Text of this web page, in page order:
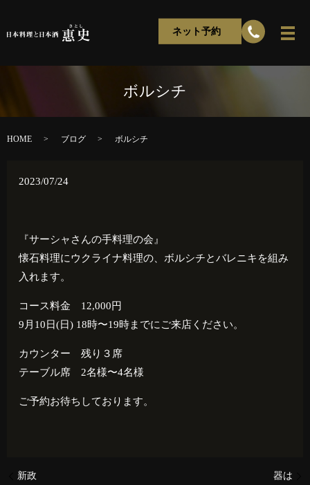
ネット予約
ボルシチ
HOME ブログ ボルシチ
2023/07/24
『サーシャさんの手料理の会』
懐石料理にウクライナ料理の、ボルシチとバレニキを組み
入れます。
コース料金 12,000円
9月10日(日) 18時〜19時までにご来店ください。
カウンター 残り３席
テーブル席 2名様〜4名様
ご予約お待ちしております。
新政 器は